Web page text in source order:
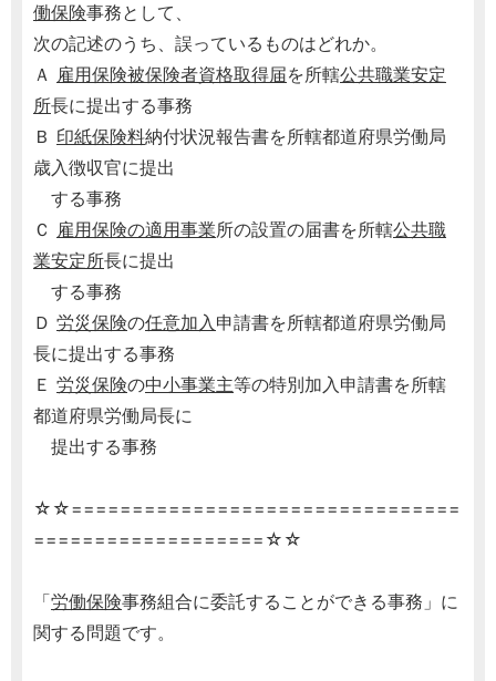
働保険事務として、
次の記述のうち、誤っているものはどれか。
Ａ 雇用保険被保険者資格取得届を所轄公共職業安定
所長に提出する事務
Ｂ 印紙保険料納付状況報告書を所轄都道府県労働局
歳入徴収官に提出
する事務
Ｃ 雇用保険の適用事業所の設置の届書を所轄公共職
業安定所長に提出
する事務
Ｄ 労災保険の任意加入申請書を所轄都道府県労働局
長に提出する事務
Ｅ 労災保険の中小事業主等の特別加入申請書を所轄
都道府県労働局長に
提出する事務
☆☆================================
===================☆☆
「労働保険事務組合に委託することができる事務」に
関する問題です。